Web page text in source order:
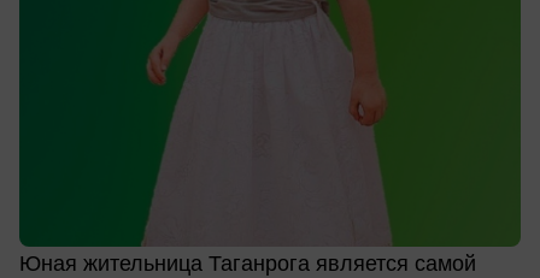
Юная жительница Таганрога является самой